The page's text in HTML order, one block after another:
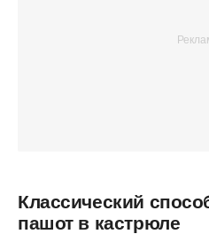
Классический
пашот в кастрюле